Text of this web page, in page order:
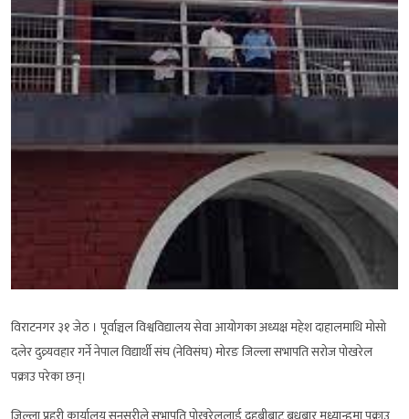
विराटनगर ३१ जेठ । पूर्वाञ्चल विश्वविद्यालय सेवा आयोगका अध्यक्ष महेश दाहालमाथि मोसो
दलेर दुव्र्यवहार गर्ने नेपाल विद्यार्थी संघ (नेविसंघ) मोरङ जिल्ला सभापति सरोज पोखरेल
पक्राउ परेका छन्।